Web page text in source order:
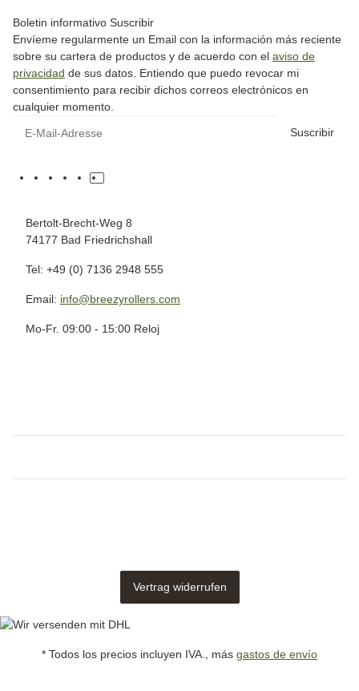
Boletin informativo Suscribir
Envíeme regularmente un Email con la información más reciente
sobre su cartera de productos y de acuerdo con el aviso de
privacidad de sus datos. Entiendo que puedo revocar mi
consentimiento para recibir dichos correos electrónicos en
cualquier momento.
Suscribir
Bertolt-Brecht-Weg 8
74177 Bad Friedrichshall
Tel: +49 (0) 7136 2948 555
Email: info@breezyrollers.com
Mo-Fr. 09:00 - 15:00 Reloj
Vertrag widerrufen
* Todos los precios incluyen IVA., más gastos de envío